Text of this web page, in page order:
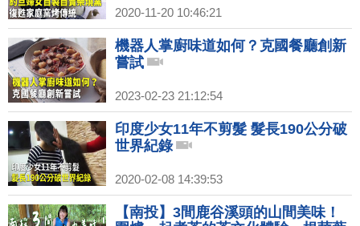
2020-11-20 10:46:21
機器人掌廚味道如何？克國餐廳創新
嘗試
2023-02-23 21:12:54
印度少女11年不剪髮 髮長190公分破
世界紀錄
2020-02-08 14:39:53
【南投】3間鹿谷溪頭的山間美味！